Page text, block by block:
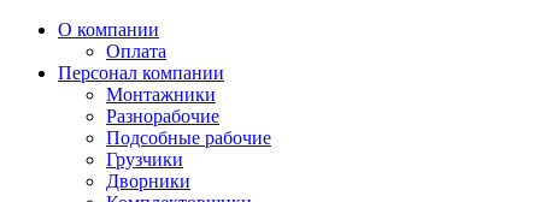
О компании
Оплата
Персонал компании
Монтажники
Разнорабочие
Подсобные рабочие
Грузчики
Дворники